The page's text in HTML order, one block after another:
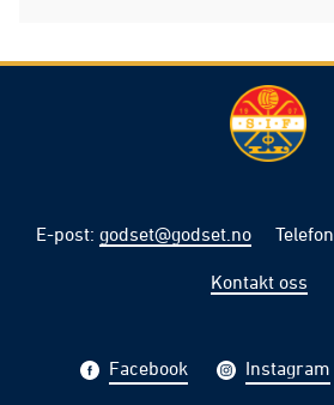
E-post: godset@godset.no Telefon
Kontakt oss
Facebook Instagram